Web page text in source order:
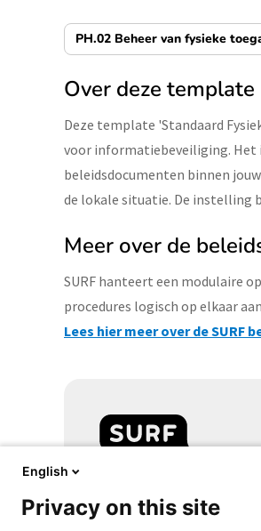
PH.02 Beheer van fysieke
Over deze template
Deze template 'Standaard
voor informatiebeveiliging. Het
beleidsdocumenten binnen
de lokale situatie. De instelling
Meer over de
SURF hanteert een modulaire
procedures logisch op elkaar
Lees hier meer over de
Samen aanjagen van
English
Privacy on this site